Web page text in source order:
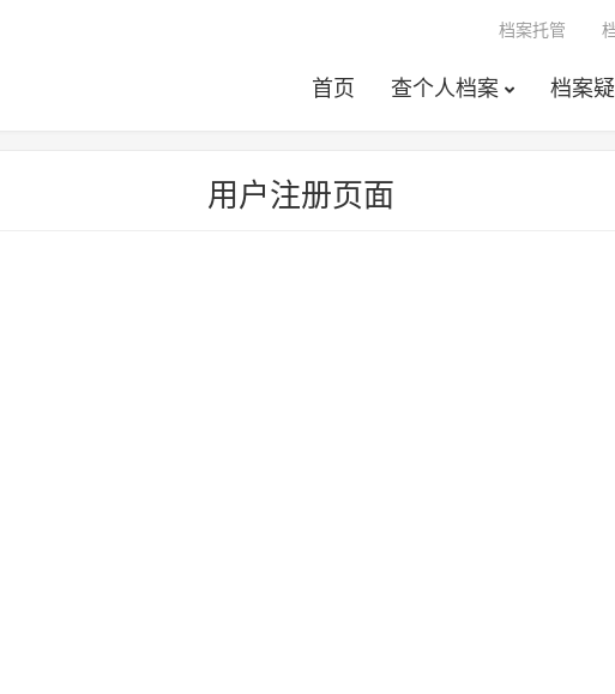
首页 查个人档案 档案
档案托管
用户注册页面